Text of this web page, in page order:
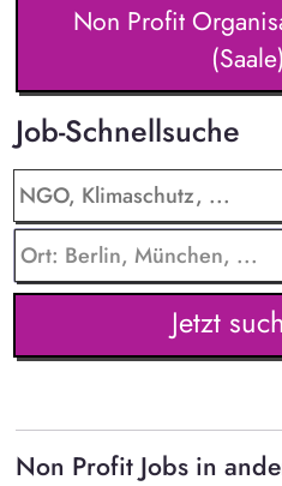
Non Profit
(Saale)
Job-Schnellsuche
Jetzt
Non Profit Jobs in